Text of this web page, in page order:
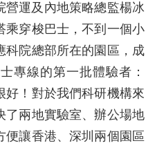
營運及內地策略總監楊冰
乘穿梭巴士，不到一個小
科院總部所在的園區，成
專線的第一批體驗者：
好！對於我們科研機構來
了兩地實驗室、辦公場地
便讓香港、深圳兩個園區